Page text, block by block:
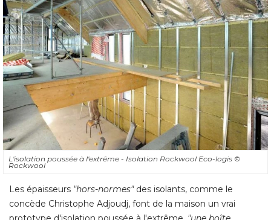
L'isolation poussée à l'extrême - Isolation Rockwool Eco-logis ©
Rockwool
Les épaisseurs "hors-normes"des isolants, comme le
concède Christophe Adjoudj, font de la maison un vrai